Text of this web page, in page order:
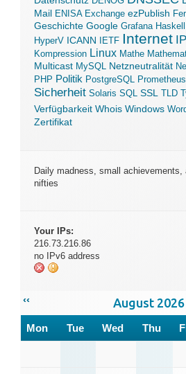
Mail ENISA Exchange ezPublish
Geschichte Google Grafana Haskell
HyperV ICANN IETF Internet
Kompression Linux Mathe
Multicast MySQL Netzneutralität
PHP Politik PostgreSQL Prometheus
Sicherheit Solaris SQL SSL TLD
Verfügbarkeit Whois Windows
Zertifikat
Daily madness, small achievements,
nifties
Your IPs:
216.73.216.86
no IPv6 address
‹‹ August 2026
Mon Tue Wed Thu